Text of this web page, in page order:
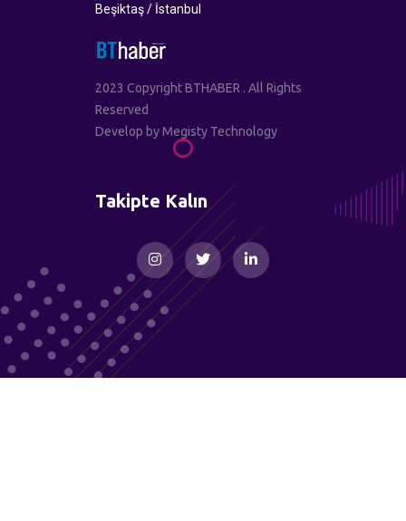
Beşiktaş / İstanbul
2023 Copyright BTHABER . All Rights
Reserved
Develop byMegisty Technology
Takipte Kalın